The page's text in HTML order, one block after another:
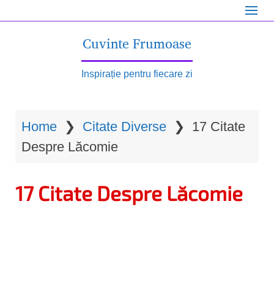
Cuvinte Frumoase
Inspirație pentru fiecare zi
Home ❯ Citate Diverse ❯ 17 Citate
Despre Lăcomie
17 Citate Despre Lăcomie